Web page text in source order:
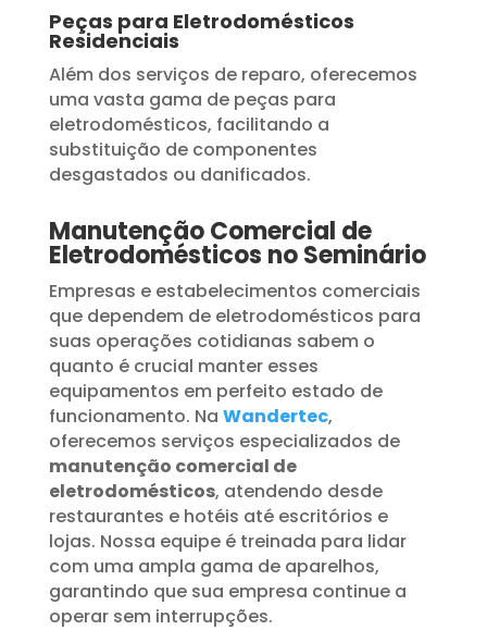
Peças para Eletrodomésticos
Residenciais
Além dos serviços de reparo, oferecemos
uma vasta gama de peças para
eletrodomésticos, facilitando a
substituição de componentes
desgastados ou danificados.
Manutenção Comercial de
Eletrodomésticos no Seminário
Empresas e estabelecimentos comerciais
que dependem de eletrodomésticos para
suas operações cotidianas sabem o
quanto é crucial manter esses
equipamentos em perfeito estado de
funcionamento. Na Wandertec,
oferecemos serviços especializados de
manutenção comercial de
eletrodomésticos, atendendo desde
restaurantes e hotéis até escritórios e
lojas. Nossa equipe é treinada para lidar
com uma ampla gama de aparelhos,
garantindo que sua empresa continue a
operar sem interrupções.